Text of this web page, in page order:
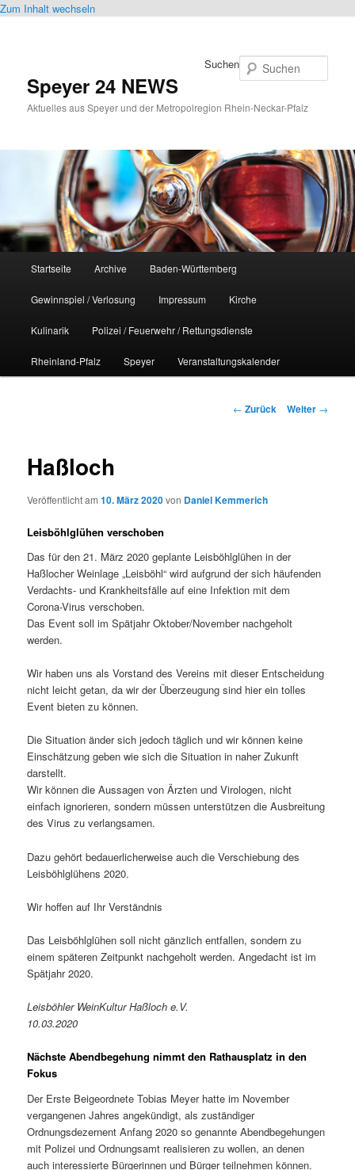
Zum Inhalt wechseln
Speyer 24 NEWS
Aktuelles aus Speyer und der Metropolregion Rhein-Neckar-Pfalz
Suchen
Startseite Archive Baden-Württemberg
Gewinnspiel / Verlosung Impressum Kirche
Kulinarik Polizei / Feuerwehr / Rettungsdienste
Rheinland-Pfalz Speyer Veranstaltungskalender
Beitrags-
← Zurück Weiter →
Haßloch
Veröffentlicht am10. März 2020von Daniel Kemmerich
Leisböhlglühen verschoben
Das für den 21. März 2020 geplante Leisböhlglühen in der
Haßlocher Weinlage „Leisböhl“ wird aufgrund der sich häufenden
Verdachts- und Krankheitsfälle auf eine Infektion mit dem
Corona-Virus verschoben.
Das Event soll im Spätjahr Oktober/November nachgeholt
werden.
Wir haben uns als Vorstand des Vereins mit dieser Entscheidung
nicht leicht getan, da wir der Überzeugung sind hier ein tolles
Event bieten zu können.
Die Situation änder sich jedoch täglich und wir können keine
Einschätzung geben wie sich die Situation in naher Zukunft
darstellt.
Wir können die Aussagen von Ärzten und Virologen, nicht
einfach ignorieren, sondern müssen unterstützen die Ausbreitung
des Virus zu verlangsamen.
Dazu gehört bedauerlicherweise auch die Verschiebung des
Leisböhlglühens 2020.
Wir hoffen auf Ihr Verständnis
Das Leisböhlglühen soll nicht gänzlich entfallen, sondern zu
einem späteren Zeitpunkt nachgeholt werden. Angedacht ist im
Spätjahr 2020.
Leisböhler WeinKultur Haßloch e.V.
10.03.2020
Nächste Abendbegehung nimmt den Rathausplatz in den
Fokus
Der Erste Beigeordnete Tobias Meyer hatte im November
vergangenen Jahres angekündigt, als zuständiger
Ordnungsdezernent Anfang 2020 so genannte Abendbegehungen
mit Polizei und Ordnungsamt realisieren zu wollen, an denen
auch interessierte Bürgerinnen und Bürger teilnehmen können.